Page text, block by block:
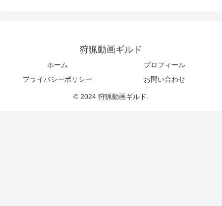
狩猟動画ギルド
ホーム
プロフィール
プライバシーポリシー
お問い合わせ
© 2024 狩猟動画ギルド.